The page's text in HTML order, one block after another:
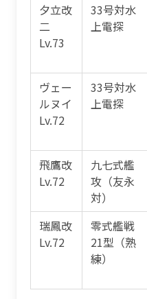
夕立改
二
Lv.73
33号対水
上電探
ヴェー
ルヌイ
Lv.72
33号対水
上電探
飛鷹改
Lv.72
九七式艦
攻（友永
対）
瑞鳳改
Lv.72
零式艦戦
21型（熟
練）